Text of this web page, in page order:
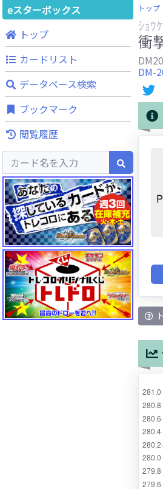
eスターボックス
トップ
カードリスト
データベース検索
ブックマーク
閲覧履歴
トップ
ｼｮｳ
衝
DM-